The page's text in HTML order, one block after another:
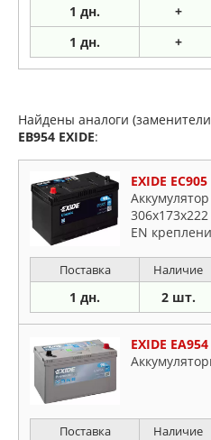
1 дн. +
1 дн. +
Найдены аналоги
EB954 EXIDE:
EXIDE EC905
EN
Поставка Наличие
1 дн. 2 шт.
EXIDE EA954
Поставка Наличие